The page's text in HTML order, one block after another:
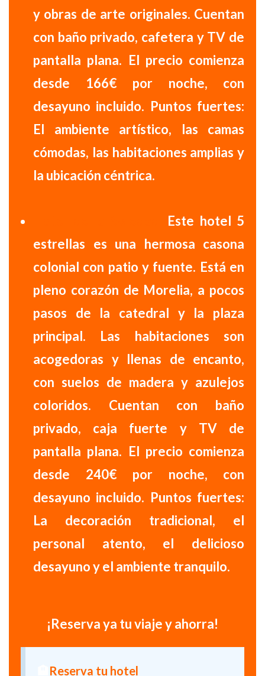
y obras de arte originales. Cuentan
con baño privado, cafetera y TV de
pantalla plana. El precio comienza
desde 166€ por noche, con
desayuno incluido. Puntos fuertes:
El ambiente artístico, las camas
cómodas, las habitaciones amplias y
la ubicación céntrica.
Este hotel 5
estrellas es una hermosa casona
colonial con patio y fuente. Está en
pleno corazón de Morelia, a pocos
pasos de la catedral y la plaza
principal. Las habitaciones son
acogedoras y llenas de encanto,
con suelos de madera y azulejos
coloridos. Cuentan con baño
privado, caja fuerte y TV de
pantalla plana. El precio comienza
desde 240€ por noche, con
desayuno incluido. Puntos fuertes:
La decoración tradicional, el
personal atento, el delicioso
desayuno y el ambiente tranquilo.
¡Reserva ya tu viaje y ahorra!
Reserva tu hotel